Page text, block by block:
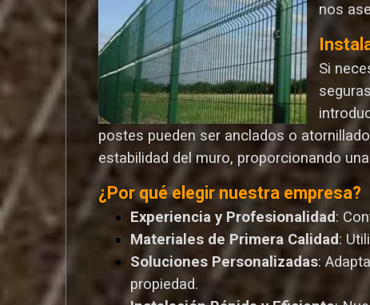
nos
Si
postes pueden ser anclados o
estabilidad del muro, proporcionando
¿Por qué elegir nuestra empresa?
Experiencia y Profesionalidad:
Materiales de Primera Calidad:
Soluciones Personalizadas:
propiedad.